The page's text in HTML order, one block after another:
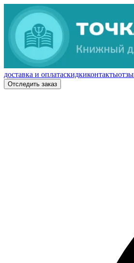
доставка и оплатаскидкиконтакты
Отследить заказ